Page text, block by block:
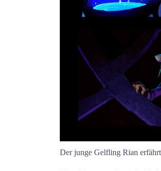
Der junge Gelfling Rian